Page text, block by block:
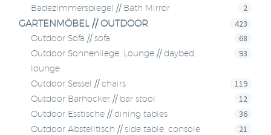
Badezimmerspiegel // Bath Mirror 2
GARTENMÖBEL // OUTDOOR 423
Outdoor Sofa // sofa 68
Outdoor Sonnenliege, Lounge // daybed,
lounge
93
Outdoor Sessel // chairs 119
Outdoor Barhocker // bar stool 12
Outdoor Esstische // dining tables 36
Outdoor Abstelltisch // side table, console
21